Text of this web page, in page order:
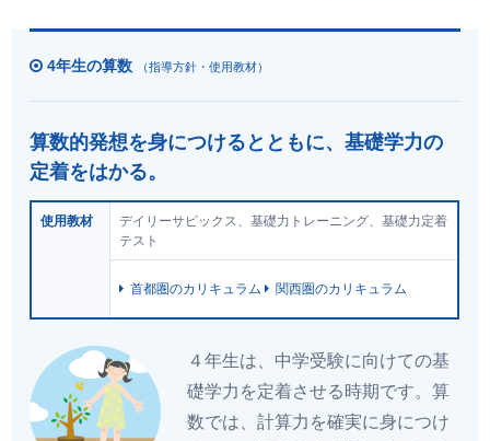
4年生の算数 （指導方針・使用教材）
算数的発想を身につけるとともに、基礎学力の
定着をはかる。
使用教材
デイリーサピックス、基礎力トレーニング、基礎力定着
テスト
首都圏のカリキュラム 関西圏のカリキュラム
４年生は、中学受験に向けての基
礎学力を定着させる時期です。算
数では、計算力を確実に身につけ